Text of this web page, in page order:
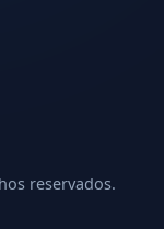
reservados.